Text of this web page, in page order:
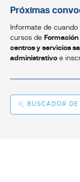
Próximas
Informate de
cursos de
centros y servicios
administrativo e
BUSCADOR DE